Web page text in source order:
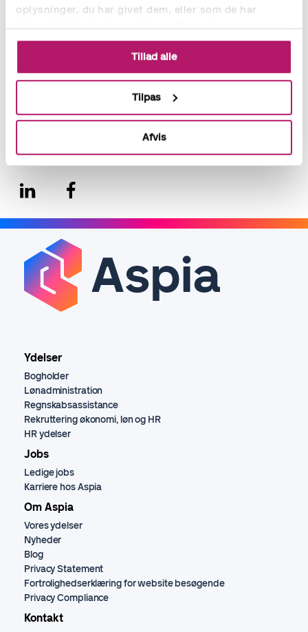
oplysninger, du har givet dem, eller som de har
indsamlet fra din brug af deres tjenester.
Tillad alle
Tilpas
Afvis
på igen, vil vi helt sikkert gerne gøre det igen. Og så ved vi jo
også, hvor vi skal henvende os.” HR Manager, Copenhagen
Læs mere om Accountorher
Del
Ydelser
Bogholder
Lønadministration
Regnskabsassistance
Rekruttering økonomi, løn og HR
HR ydelser
Jobs
Ledige jobs
Karriere hos Aspia
Om Aspia
Vores ydelser
Nyheder
Blog
Privacy Statement
Fortrolighedserklæring for website besøgende
Privacy Compliance
Kontakt